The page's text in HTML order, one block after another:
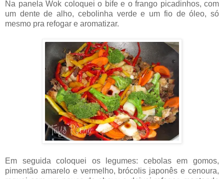
Na panela Wok coloquei o bife e o frango picadinhos, com
um dente de alho, cebolinha verde e um fio de óleo, só
mesmo pra refogar e aromatizar.
Em seguida coloquei os legumes: cebolas em gomos,
pimentão amarelo e vermelho, brócolis japonês e cenoura,